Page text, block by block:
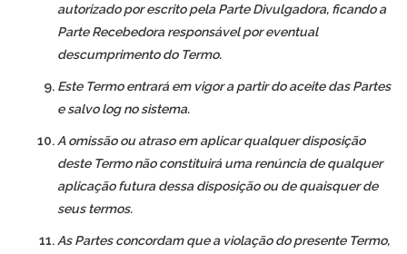
autorizado por escrito pela Parte Divulgadora, ficando a
Parte Recebedora responsável por eventual
descumprimento do Termo.
Este Termo entrará em vigor a partir do aceite das Partes
e salvo log no sistema.
A omissão ou atraso em aplicar qualquer disposição
deste Termo não constituirá uma renúncia de qualquer
aplicação futura dessa disposição ou de quaisquer de
seus termos.
As Partes concordam que a violação do presente Termo,